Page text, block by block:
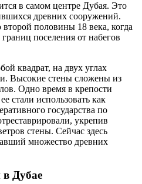
в самом центре Дубая. Это
древних сооружений.
половины 18 века, когда
поселения от набегов
квадрат, на двух углах
Высокие стены сложены из
Одно время в крепости
стали использовать как
государства по
укрепив
стены. Сейчас здесь
множество древних
Дубае